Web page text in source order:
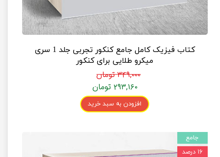
کتاب فیزیک کامل جامع کنکور تجربی جلد 1 سری
میکرو طلایی برای کنکور
۳۴۹,۰۰۰ تومان
۲۹۳,۱۶۰ تومان
افزودن به سبد خرید
جامع
۱۶ درصد